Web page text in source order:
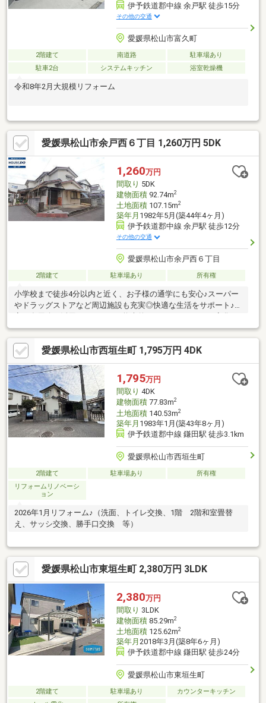
伊予鉄道郡中線 余戸駅 徒歩15分
その他の交通
愛媛県松山市富久町
2階建て 南道路
駐車場あり
駐車2台
システムキッチン 浴室乾燥機
令和8年2月大規模リフォーム
愛媛県松山市余戸西６丁目 1,260万円 5DK
1,260万円
間取り 5DK
建物面積92.74m2
土地面積107.15m2
築年月 1982年5月(築44年4ヶ月)
伊予鉄道郡中線 余戸駅 徒歩12分
その他の交通
愛媛県松山市余戸西６丁目
2階建て 駐車場あり 所有権
小学校まで徒歩4分以内と近く、お子様の通学にも安心♪スーパー
やドラッグストアなど周辺施設も充実◎快適な生活をサポート♪和
も柔軟に対応できる♪
愛媛県松山市西垣生町 1,795万円 4DK
1,795万円
間取り 4DK
建物面積77.83m2
土地面積140.53m2
築年月 1983年1月(築43年8ヶ月)
伊予鉄道郡中線 鎌田駅 徒歩3.1km
愛媛県松山市西垣生町
2階建て 駐車場あり
所有権
リフォームリノベーシ
ョン
2026年1月リフォーム♪（洗面、トイレ交換、1階 2階和室畳替
え、サッシ交換、勝手口交換 等）
愛媛県松山市東垣生町 2,380万円 3LDK
2,380万円
間取り 3LDK
建物面積85.29m2
土地面積125.62m2
築年月 2018年3月(築8年6ヶ月)
伊予鉄道郡中線 鎌田駅 徒歩24分
愛媛県松山市東垣生町
2階建て 駐車場あり
カウンターキッチン